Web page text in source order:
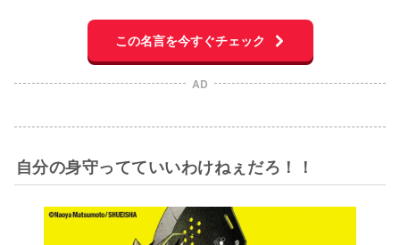
この名言を今すぐチェック
AD
自分の身守ってていいわけねぇだろ！！